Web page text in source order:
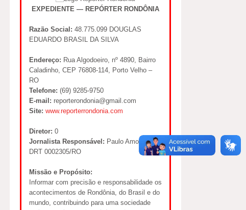
EXPEDIENTE — REPÓRTER RONDÔNIA
Razão Social: 48.775.099 DOUGLAS
EDUARDO BRASIL DA SILVA
Endereço: Rua Algodoeiro, nº 4890, Bairro
Caladinho, CEP 76808-114, Porto Velho –
RO
Telefone: (69) 9285-9750
E-mail: reporterondonia@gmail.com
Site: www.reporterrondonia.com
Diretor: 0
Jornalista Responsável: Paulo Amorim –
DRT 0002305/RO
Missão e Propósito:
Informar com precisão e responsabilidade os
acontecimentos de Rondônia, do Brasil e do
mundo, contribuindo para uma sociedade